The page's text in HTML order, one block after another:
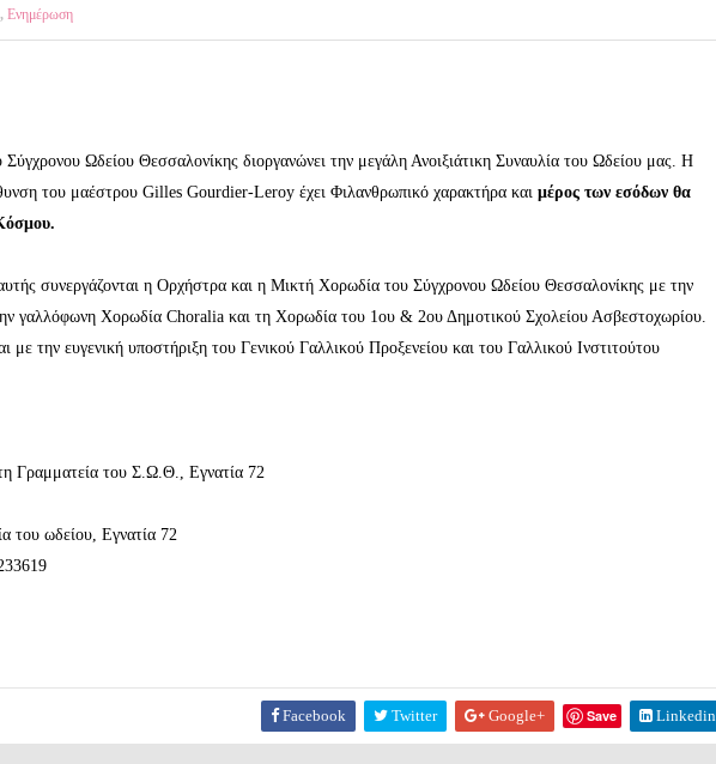
, Ενημέρωση
Ωδείου Θεσσαλονίκης διοργανώνει την μεγάλη Ανοιξιάτικη Συναυλία του Ωδείου μας. Η
του μαέστρου Gilles Gourdier-Leroy έχει Φιλανθρωπικό χαρακτήρα και μέρος των εσόδων θα
συνεργάζονται η Ορχήστρα και η Μικτή Χορωδία του Σύγχρονου Ωδείου Θεσσαλονίκης με την
γαλλόφωνη Χορωδία Choralia και τη Χορωδία του 1ου & 2ου Δημοτικού Σχολείου Ασβεστοχωρίου.
με την ευγενική υποστήριξη του Γενικού Γαλλικού Προξενείου και του Γαλλικού Ινστιτούτου
Γραμματεία του Σ.Ω.Θ., Εγνατία 72
του ωδείου, Εγνατία 72
Facebook Twitter Google+ Save Linkedin